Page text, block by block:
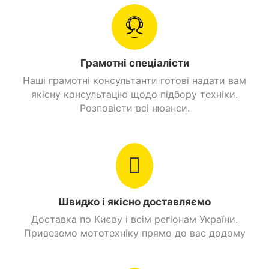
двоважільна система та маятник із
моноамортизатором. Це безпрограшний варіант
для легкого позашляховика. Підвіска ефективно
відпрацьовує нерівності, поглинає сильні удари та
робить керування квадриком більш точним.
Бензин
Посадкових місць 1
Вантажопідйомність 90 кг.
Максимальна
1,5 л/100 км.
Ланцюгова
Вага 105 кг.
Грамотні спеціалісти
Наші грамотні консультанти готові надати вам
якісну консультацію щодо підбору техніки.
Розповісти всі нюанси.
Швидко і якісно доставляємо
Доставка по Києву і всім регіонам України.
Привеземо мототехніку прямо до вас додому